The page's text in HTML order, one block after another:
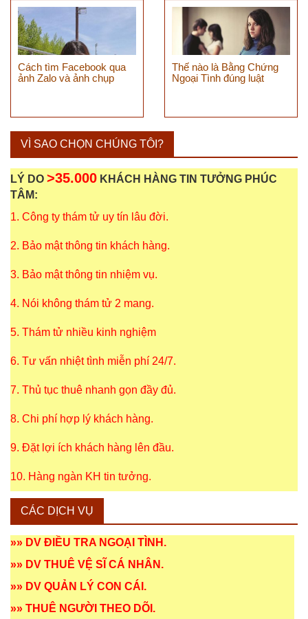
Cách tìm Facebook qua
ảnh Zalo và ảnh chụp
Thế nào là Bằng Chứng
Ngoại Tình đúng luật
VÌ SAO CHỌN CHÚNG TÔI?
LÝ DO >35.000 KHÁCH HÀNG TIN TƯỞNG PHÚC
TÂM:
1. Công ty thám tử uy tín lâu đời.
2. Bảo mật thông tin khách hàng.
3. Bảo mật thông tin nhiệm vụ.
4. Nói không thám tử 2 mang.
5. Thám tử nhiều kinh nghiệm
6. Tư vấn nhiệt tình miễn phí 24/7.
7. Thủ tục thuê nhanh gọn đầy đủ.
8. Chi phí hợp lý khách hàng.
9. Đặt lợi ích khách hàng lên đầu.
10. Hàng ngàn KH tin tưởng.
CÁC DỊCH VỤ
»» DV ĐIỀU TRA NGOẠI TÌNH .
»» DV THUÊ VỆ SĨ CÁ NHÂN .
»» DV QUẢN LÝ CON CÁI .
»» THUÊ NGƯỜI THEO DÕI .